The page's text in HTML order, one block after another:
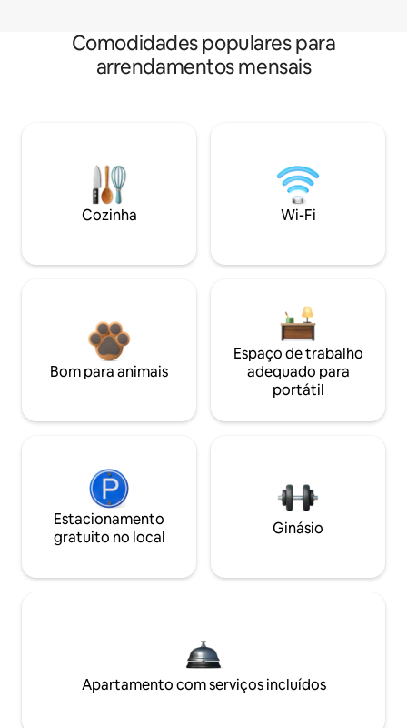
Comodidades populares para
arrendamentos mensais
Cozinha Wi-Fi
Bom para animais
Espaço de trabalho
adequado para
portátil
Estacionamento
gratuito no local
Ginásio
Apartamento com serviços incluídos